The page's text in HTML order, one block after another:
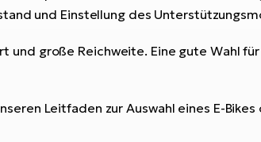
und Einstellung des
und große Reichweite. Eine gute Wahl
Leitfaden zur Auswahl eines E-